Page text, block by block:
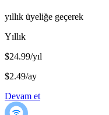
yıllık üyeliğe geçerek
Yıllık
$24.99/yıl
$2.49/ay
Devam et